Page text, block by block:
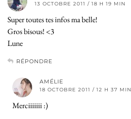
13 OCTOBRE 2011 / 18 H 19 MIN
Super toutes tes infos ma belle!
Gros bisous! <3
Lune
RÉPONDRE
AMÉLIE
18 OCTOBRE 2011 / 12 H 37 MIN
Merciiiiiii :)